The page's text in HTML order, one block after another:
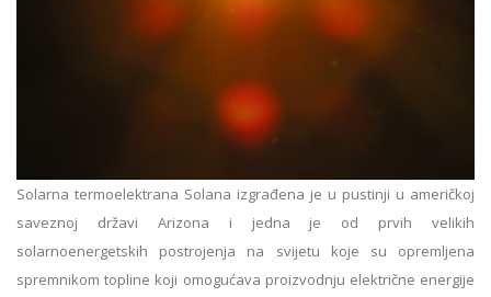
Solarna termoelektrana Solana izgrađena je u pustinji u američkoj
saveznoj državi Arizona i jedna je od prvih velikih
solarnoenergetskih postrojenja na svijetu koje su opremljena
spremnikom topline koji omogućava proizvodnju električne energije